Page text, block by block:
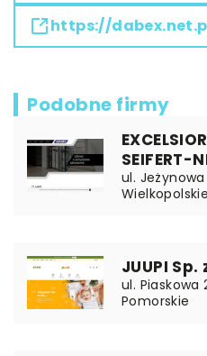
https://
Podobne firmy
SEIFERT-
ul.
Wielkopolskie
JUUPI Sp.
ul.
Pomorskie